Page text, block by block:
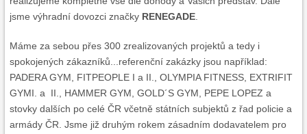
jsme výhradní dovozci značky RENEGADE
Máme za sebou přes 300 zrealizovaných projektů a tedy i
spokojených zákazníků...referenční zakázky jsou například:
PADERA GYM, FITPEOPLE I a II., OLYMPIA FITNESS, EXTRIFIT
GYMI. a II., HAMMER GYM, GOLD´S GYM, PEPE LOPEZ a
stovky dalších po celé ČR včetně státních subjektů z řad policie a
armády ČR. Jsme již druhým rokem zásadním dodavatelem pro